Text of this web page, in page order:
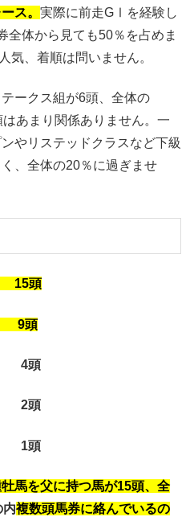
ス。 実際に前走GⅠを経験し
全体から見ても50％を占めま
、着順は問いません。
ークス組が6頭、全体の
あまり関係ありません。一
やリステッドクラスなど下級
、全体の20％に過ぎませ
15頭
9頭
4頭
頭
馬を父に持つ馬が15頭、全
内複数頭馬券に絡んでいるの